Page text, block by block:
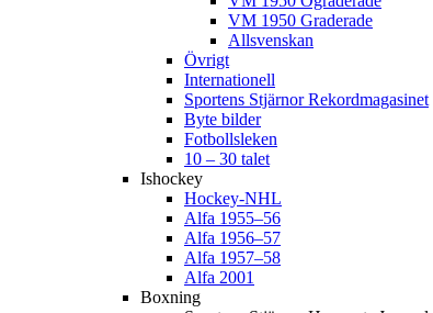
VM 1950 Graderade
Allsvenskan
Övrigt
Internationell
Sportens Stjärnor Rekordmagasinet
Byte bilder
Fotbollsleken
10 – 30 talet
Ishockey
Hockey-NHL
Alfa 1955–56
Alfa 1956–57
Alfa 1957–58
Alfa 2001
Boxning